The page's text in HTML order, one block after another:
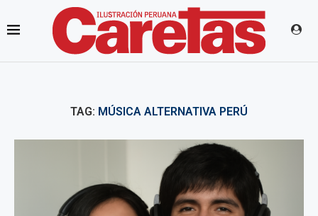
TAG: MÚSICA ALTERNATIVA PERÚ